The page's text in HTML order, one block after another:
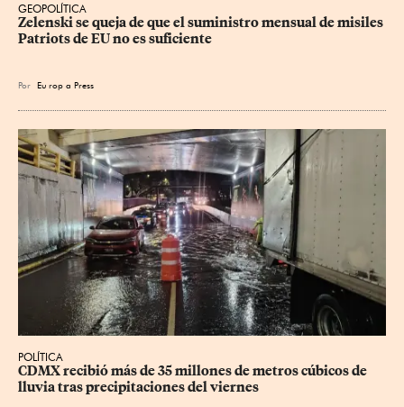
GEOPOLÍTICA
Zelenski se queja de que el suministro mensual de misiles
Patriots de EU no es suficiente
Por Eu rop a Press
POLÍTICA
CDMX recibió más de 35 millones de metros cúbicos de
lluvia tras precipitaciones del viernes